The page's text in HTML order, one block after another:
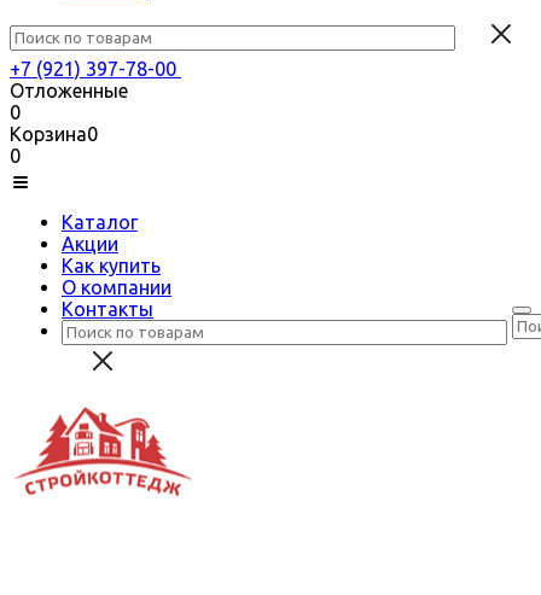
+7 (921) 397-78-00
Отложенные
0
Корзина0
0
Каталог
Акции
Как купить
О компании
Контакты